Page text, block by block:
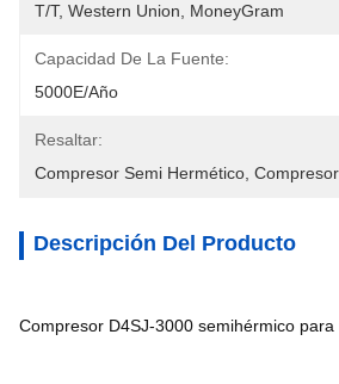
T/T, Western Union, MoneyGram
Capacidad De La Fuente:
5000E/año
Resaltar:
Compresor Semi Hermético
Descripción Del Producto
Compresor D4SJ-3000 semihérmico para